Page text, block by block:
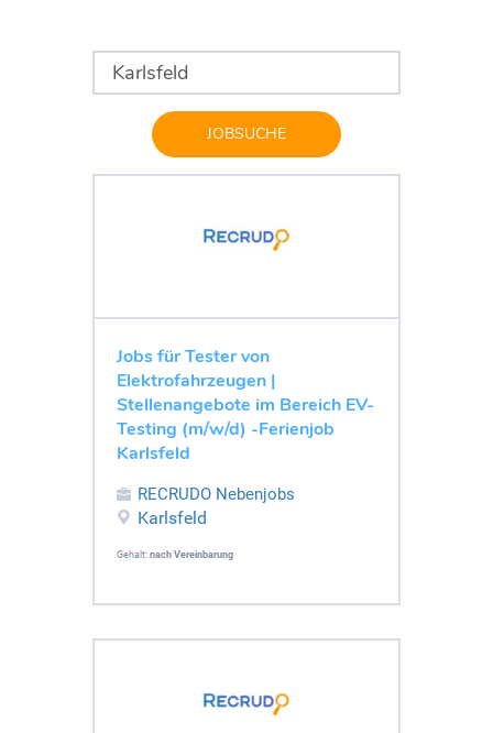
JOBSUCHE
Jobs für Tester von
Elektrofahrzeugen |
Stellenangebote im Bereich EV-
Testing (m/w/d) -Ferienjob
Karlsfeld
RECRUDO Nebenjobs
Karlsfeld
Gehalt: nach Vereinbarung